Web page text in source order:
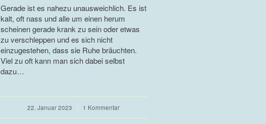
Gerade ist es nahezu unausweichlich. Es ist
kalt, oft nass und alle um einen herum
scheinen gerade krank zu sein oder etwas
zu verschleppen und es sich nicht
einzugestehen, dass sie Ruhe bräuchten.
Viel zu oft kann man sich dabei selbst
dazu…
22. Januar 2023
/ 1 Kommentar